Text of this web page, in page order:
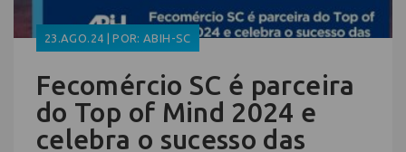
23.AGO.24 | POR: ABIH-SC
Fecomércio SC é parceira
do Top of Mind 2024 e
celebra o sucesso das